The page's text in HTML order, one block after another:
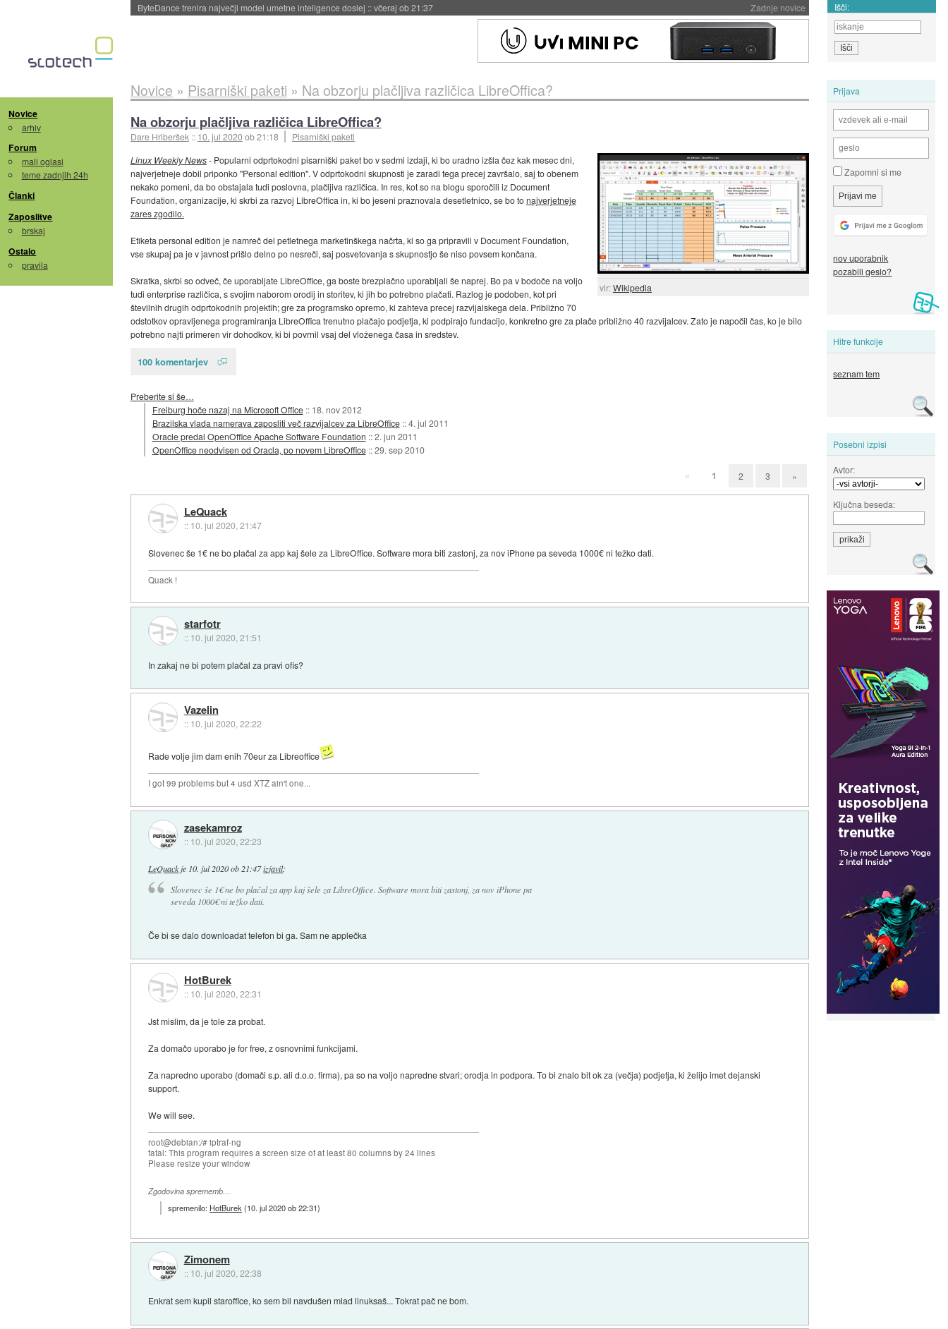
Zadnje novice
Spletne strani začele streči oglase za agente umetne inteligence::včeraj ob 21:23 Išči:
Novice
arhiv
Forum
mali oglasi
teme zadnjih 24h
Članki
Zaposlitve
brskaj
Ostalo
pravila
Prijava
Zapomni si me
nov uporabnik
pozabili geslo?
Hitre funkcije
seznam tem
Posebni izpisi
Avtor:
Ključna beseda:
Novice » Pisarniški paketi » Na obzorju plačljiva različica LibreOffica?
Na obzorju plačljiva različica LibreOffica?
Dare Hriberšek :: 10. jul 2020ob 21:18 Pisarniški paketi
vir:Wikipedia
Linux Weekly News- Popularni odprtokodni pisarniški paket bo v sedmi izdaji, ki bo uradno izšla čez kak mesec dni,
najverjetneje dobil priponko "Personal edition". V odprtokodni skupnosti je zaradi tega precej završalo, saj to obenem
nekako pomeni, da bo obstajala tudi poslovna, plačljiva različica. In res, kot so na blogu sporočili iz Document
Foundation, organizacije, ki skrbi za razvoj LibreOffica in, ki bo jeseni praznovala desetletnico, se bo tonajverjetneje
zares zgodilo.
Etiketa personal edition je namreč del petletnega marketinškega načrta, ki so ga pripravili v Document Foundation,
vse skupaj pa je v javnost prišlo delno po nesreči, saj posvetovanja s skupnostjo še niso povsem končana.
Skratka, skrbi so odveč, če uporabljate LibreOffice, ga boste brezplačno uporabljali še naprej. Bo pa v bodoče na voljo
tudi enterprise različica, s svojim naborom orodij in storitev, ki jih bo potrebno plačati. Razlog je podoben, kot pri
številnih drugih odprtokodnih projektih; gre za programsko opremo, ki zahteva precej razvijalskega dela. Približno 70
odstotkov opravljenega programiranja LibreOffica trenutno plačajo podjetja, ki podpirajo fundacijo, konkretno gre za plače približno 40 razvijalcev. Zato je napočil čas, ko je bilo
potrebno najti primeren vir dohodkov, ki bi povrnil vsaj del vloženega časa in sredstev.
100 komentarjev
Preberite si še…
Freiburg hoče nazaj na Microsoft Office :: 18. nov 2012
Brazilska vlada namerava zaposliti več razvijalcev za LibreOffice ::4. jul 2011
Oracle predal OpenOffice Apache Software Foundation ::2. jun 2011
OpenOffice neodvisen od Oracla, po novem LibreOffice ::29. sep 2010
« 1 2 3 »
LeQuack
:: 10. jul 2020, 21:47
Slovenec še 1€ ne bo plačal za app kaj šele za LibreOffice. Software mora biti zastonj, za nov iPhone pa seveda 1000€ ni težko dati.
Quack !
starfotr
:: 10. jul 2020, 21:51
In zakaj ne bi potem plačal za pravi ofis?
Vazelin
:: 10. jul 2020, 22:22
Rade volje jim dam enih 70eur za Libreoffice
I got 99 problems but 4 usd XTZ ain't one...
zasekamroz
:: 10. jul 2020, 22:23
LeQuackje 10. jul 2020 ob 21:47izjavil:
Slovenec še 1€ ne bo plačal za app kaj šele za LibreOffice. Software mora biti zastonj, za nov iPhone pa
seveda 1000€ ni težko dati.
Če bi se dalo downloadat telefon bi ga. Sam ne applečka
HotBurek
:: 10. jul 2020, 22:31
Jst mislim, da je tole za probat.
Za domačo uporabo je for free, z osnovnimi funkcijami.
Za napredno uporabo (domači s.p. ali d.o.o. firma), pa so na voljo napredne stvari; orodja in podpora. To bi znalo bit ok za (večja) podjetja, ki želijo imet dejanski
support.
We will see.
root@debian:/# iptraf-ng
fatal: This program requires a screen size of at least 80 columns by 24 lines
Please resize your window
Zgodovina sprememb…
spremenilo: HotBurek (10. jul 2020 ob 22:31)
Zimonem
:: 10. jul 2020, 22:38
Enkrat sem kupil staroffice, ko sem bil navdušen mlad linuksaš... Tokrat pač ne bom.